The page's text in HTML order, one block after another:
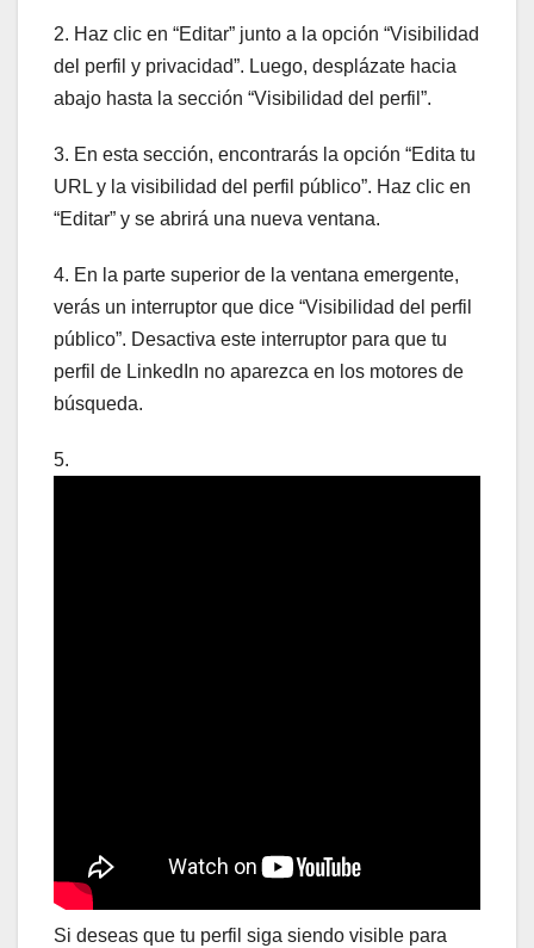
2. Haz clic en “Editar” junto a la opción “Visibilidad
del perfil y privacidad”. Luego, desplázate hacia
abajo hasta la sección “Visibilidad del perfil”.
3. En esta sección, encontrarás la opción “Edita tu
URL y la visibilidad del perfil público”. Haz clic en
“Editar” y se abrirá una nueva ventana.
4. En la parte superior de la ventana emergente,
verás un interruptor que dice “Visibilidad del perfil
público”. Desactiva este interruptor para que tu
perfil de LinkedIn no aparezca en los motores de
búsqueda.
5.
Si deseas que tu perfil siga siendo visible para